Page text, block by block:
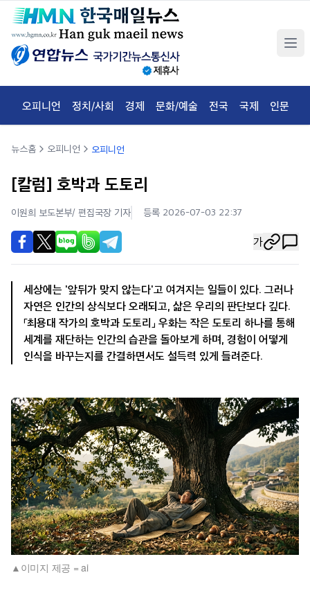
오피니언 정치/사회 경제 문화/예술 전국 국제 인문
뉴스홈 오피니언 오피니언
[칼럼] 호박과 도토리
이원희 보도본부/ 편집국장 기자 등록 2026-07-03 22:37
가
세상에는 '앞뒤가 맞지 않는다'고 여겨지는 일들이 있다. 그러나
자연은 인간의 상식보다 오래되고, 삶은 우리의 판단보다 깊다.
「최용대 작가의 호박과 도토리」 우화는 작은 도토리 하나를 통해
세계를 재단하는 인간의 습관을 돌아보게 하며, 경험이 어떻게
인식을 바꾸는지를 간결하면서도 설득력 있게 들려준다.
이미지 제공 = ai